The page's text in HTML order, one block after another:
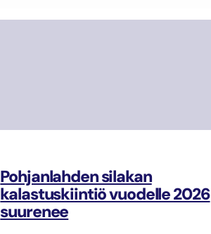
Pohjanlahden silakan
kalastuskiintiö vuodelle 2026
suurenee